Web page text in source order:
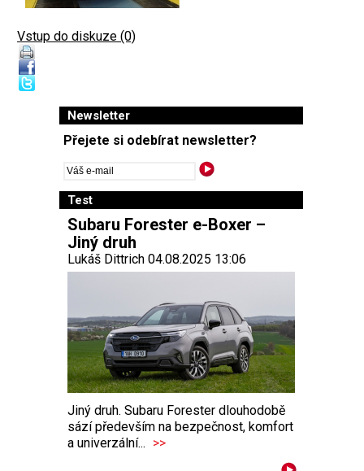
Vstup do diskuze (0)
Newsletter
Přejete si odebírat newsletter?
Test
Subaru Forester e-Boxer –
Jiný druh
Lukáš Dittrich 04.08.2025 13:06
Jiný druh. Subaru Forester dlouhodobě
sází především na bezpečnost, komfort
a univerzální... >>